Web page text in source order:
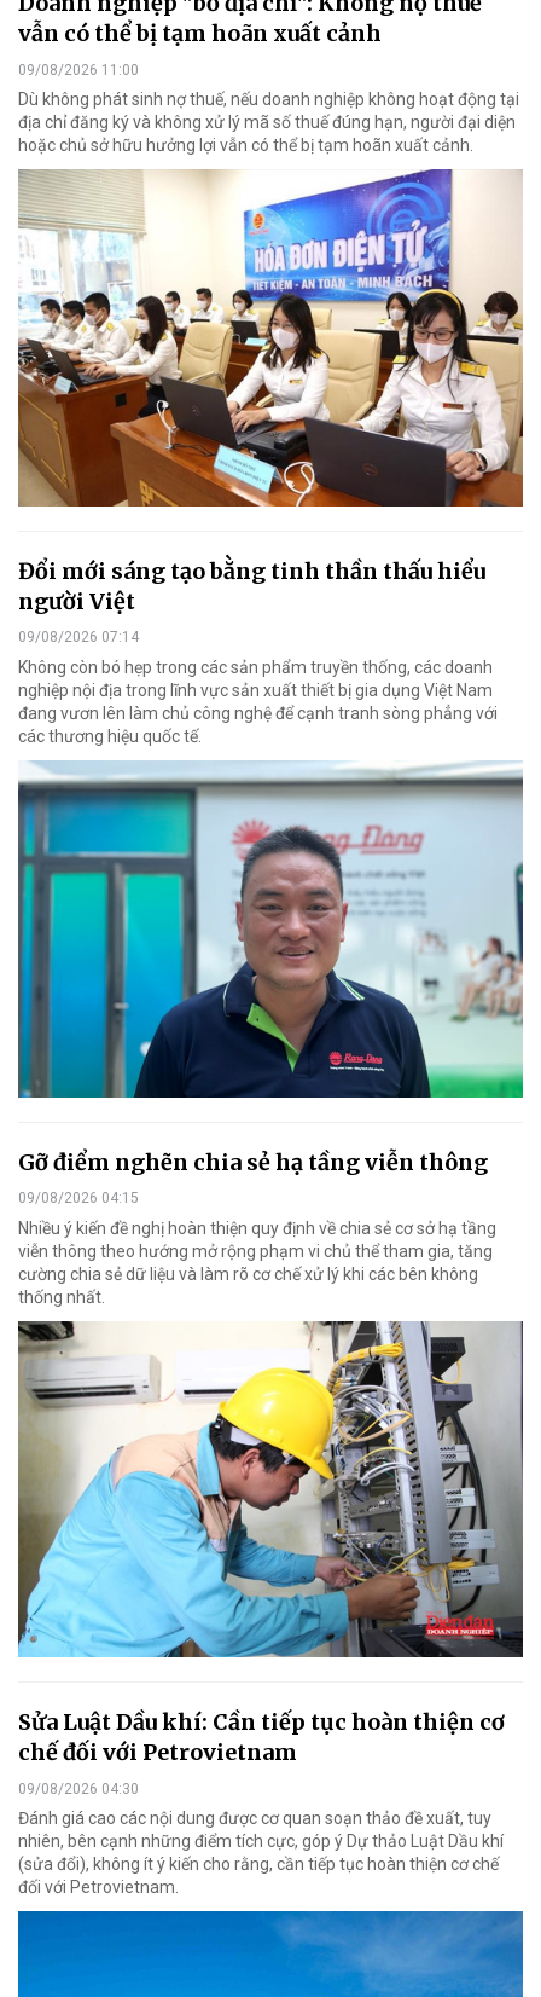
vẫn có thể bị tạm hoãn xuất cảnh
09/08/2026 11:00
Dù không phát sinh nợ thuế, nếu doanh nghiệp không hoạt động tại
địa chỉ đăng ký và không xử lý mã số thuế đúng hạn, người đại diện
hoặc chủ sở hữu hưởng lợi vẫn có thể bị tạm hoãn xuất cảnh.
Đổi mới sáng tạo bằng tinh thần thấu hiểu
người Việt
09/08/2026 07:14
Không còn bó hẹp trong các sản phẩm truyền thống, các doanh
nghiệp nội địa trong lĩnh vực sản xuất thiết bị gia dụng Việt Nam
đang vươn lên làm chủ công nghệ để cạnh tranh sòng phẳng với
các thương hiệu quốc tế.
Gỡ điểm nghẽn chia sẻ hạ tầng viễn thông
09/08/2026 04:15
Nhiều ý kiến đề nghị hoàn thiện quy định về chia sẻ cơ sở hạ tầng
viễn thông theo hướng mở rộng phạm vi chủ thể tham gia, tăng
cường chia sẻ dữ liệu và làm rõ cơ chế xử lý khi các bên không
thống nhất.
Sửa Luật Dầu khí: Cần tiếp tục hoàn thiện cơ
chế đối với Petrovietnam
09/08/2026 04:30
Đánh giá cao các nội dung được cơ quan soạn thảo đề xuất, tuy
nhiên, bên cạnh những điểm tích cực, góp ý Dự thảo Luật Dầu khí
(sửa đổi), không ít ý kiến cho rằng, cần tiếp tục hoàn thiện cơ chế
đối với Petrovietnam.